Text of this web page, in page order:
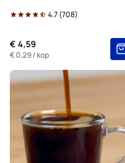
Starbucks® - Capsules
Kaffekapslen -
Starbucks® Grande -
4.7(708)
€ 4,59
€ 0,29/ kop